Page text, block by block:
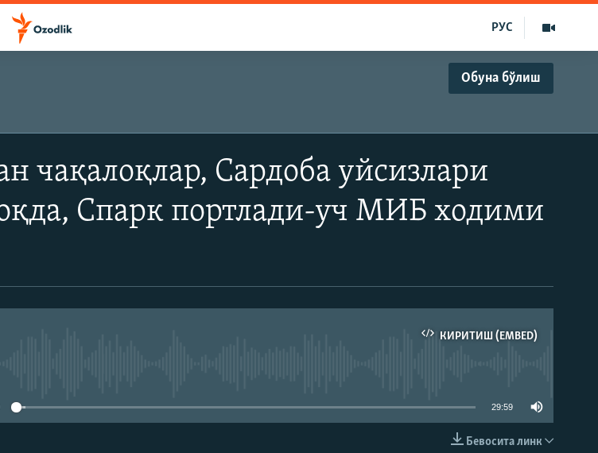
РУС
Обуна бўлиш
Обуна бўлиш
чақалоқлар, Сардоба уйсизлари
Спарк портлади-уч МИБ ходими
КИРИТИШ (EMBED)
29:59
Бевосита линк